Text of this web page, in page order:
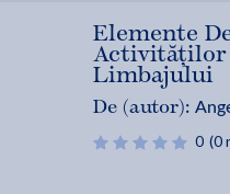
Elemente
Activităților
Limbajului
De (autor):
0 (0